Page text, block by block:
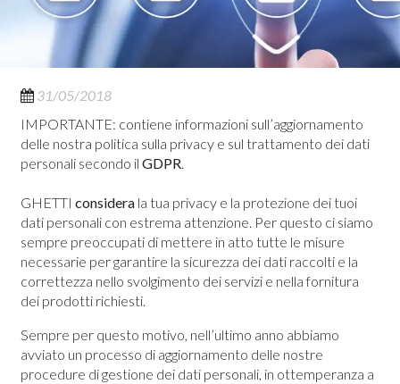
31/05/2018
IMPORTANTE: contiene informazioni sull’aggiornamento
delle nostra politica sulla privacy e sul trattamento dei dati
personali secondo il GDPR.
GHETTI considera la tua privacy e la protezione dei tuoi
dati personali con estrema attenzione. Per questo ci siamo
sempre preoccupati di mettere in atto tutte le misure
necessarie per garantire la sicurezza dei dati raccolti e la
correttezza nello svolgimento dei servizi e nella fornitura
dei prodotti richiesti.
Sempre per questo motivo, nell’ultimo anno abbiamo
avviato un processo di aggiornamento delle nostre
procedure di gestione dei dati personali, in ottemperanza a